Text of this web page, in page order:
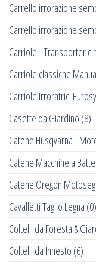
Carrello irrorazione
Carrello irrorazione
Carriole - Transporter
Carriole classiche
Carriole Irroratrici
Casette da Giardino (8)
Catene Husqvarna -
Catene Macchine a
Catene Oregon
Cavalletti Taglio Legna (0)
Coltelli da Foresta &
Coltelli da Innesto (6)